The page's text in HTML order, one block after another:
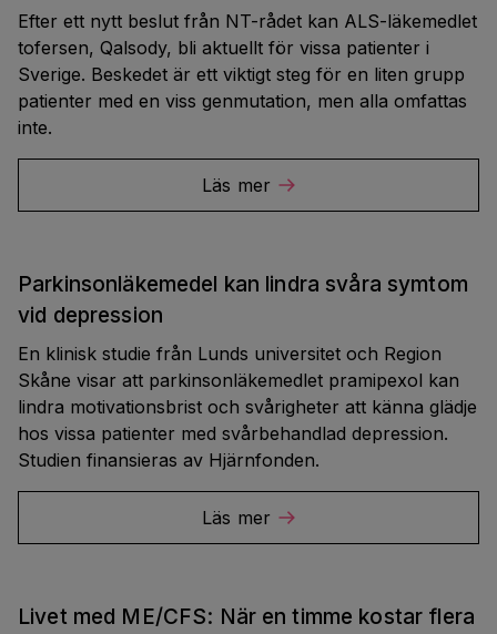
Efter ett nytt beslut från NT-rådet kan ALS-läkemedlet
tofersen, Qalsody, bli aktuellt för vissa patienter i
Sverige. Beskedet är ett viktigt steg för en liten grupp
patienter med en viss genmutation, men alla omfattas
inte.
Läs mer
Parkinsonläkemedel kan lindra svåra symtom
vid depression
En klinisk studie från Lunds universitet och Region
Skåne visar att parkinsonläkemedlet pramipexol kan
lindra motivationsbrist och svårigheter att känna glädje
hos vissa patienter med svårbehandlad depression.
Studien finansieras av Hjärnfonden.
Läs mer
Livet med ME/CFS: När en timme kostar flera